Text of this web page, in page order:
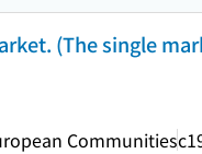
(The single
Communities